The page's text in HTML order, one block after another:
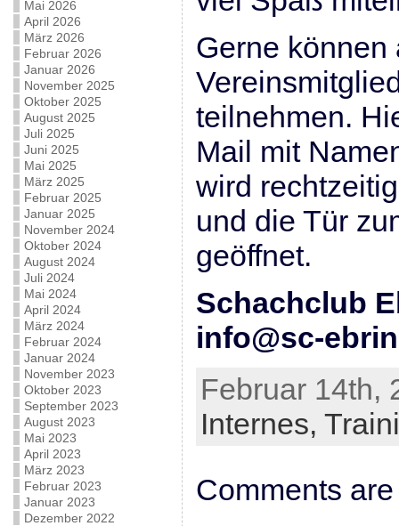
Mai 2026
April 2026
März 2026
Februar 2026
Januar 2026
November 2025
Oktober 2025
August 2025
Juli 2025
Juni 2025
Mai 2025
März 2025
Februar 2025
Januar 2025
November 2024
Oktober 2024
August 2024
Juli 2024
Mai 2024
April 2024
März 2024
Februar 2024
Januar 2024
November 2023
Oktober 2023
September 2023
August 2023
Mai 2023
April 2023
März 2023
Februar 2023
Januar 2023
Dezember 2022
Gerne können
teilnehmen.
Mail mit
wird
und die Tür
geöffnet.
Schachclub
info@sc-
Februar 14th,
Internes,
Comments